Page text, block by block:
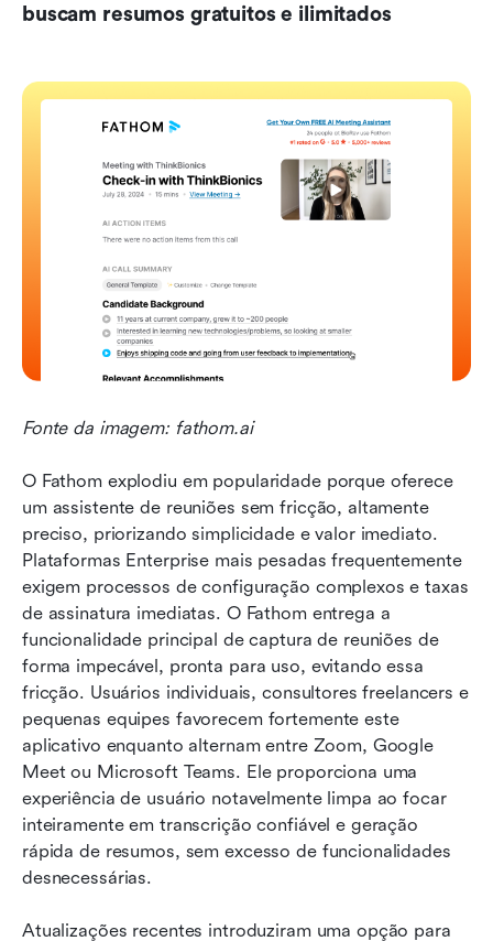
buscam resumos gratuitos e ilimitados
Fonte da imagem: fathom.ai
O Fathom explodiu em popularidade porque oferece
um assistente de reuniões sem fricção, altamente
preciso, priorizando simplicidade e valor imediato.
Plataformas Enterprise mais pesadas frequentemente
exigem processos de configuração complexos e taxas
de assinatura imediatas. O Fathom entrega a
funcionalidade principal de captura de reuniões de
forma impecável, pronta para uso, evitando essa
fricção. Usuários individuais, consultores freelancers e
pequenas equipes favorecem fortemente este
aplicativo enquanto alternam entre Zoom, Google
Meet ou Microsoft Teams. Ele proporciona uma
experiência de usuário notavelmente limpa ao focar
inteiramente em transcrição confiável e geração
rápida de resumos, sem excesso de funcionalidades
desnecessárias.
Atualizações recentes introduziram uma opção para